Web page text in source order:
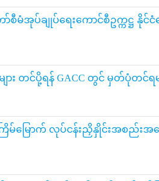
ာ်စီမံအုပ်ချုပ်ရေးကောင်စီဥက္ကဋ္ဌ နို
ား တင်ပို့ရန် GACC တွင် မှတ်ပုံတင်
ြိမ်မြောက် လုပ်ငန်းညှိနှိုင်းအစည်း